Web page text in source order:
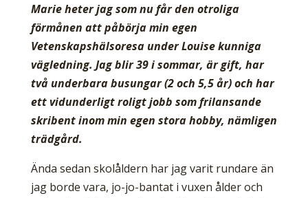
Marie heter jag som nu får den otroliga
förmånen att påbörja min egen
Vetenskapshälsoresa under Louise kunniga
vägledning. Jag blir 39 i sommar, är gift, har
två underbara busungar (2 och 5,5 år) och har
ett vidunderligt roligt jobb som frilansande
skribent inom min egen stora hobby, nämligen
trädgård.
Ända sedan skolåldern har jag varit rundare än
jag borde vara, jo-jo-bantat i vuxen ålder och